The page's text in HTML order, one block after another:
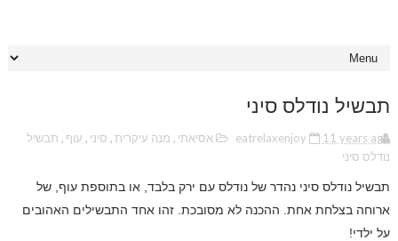
תבשיל נודלס סיני
eatrelaxenjoy 11 years ago אסיאתי , מנה עיקרית, סיני , עוף , תבשיל
נודלס סיני
תבשיל נודלס סיני נהדר של נודלס עם ירק בלבד, או בתוספת עוף, של
ארוחה בצלחת אחת. ההכנה לא מסובכת. זהו אחד התבשילים האהובים
על ילדי!